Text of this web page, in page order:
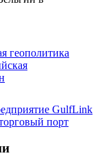
геополитика
GulfLink
порт